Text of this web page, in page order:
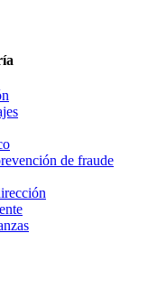
de fraude